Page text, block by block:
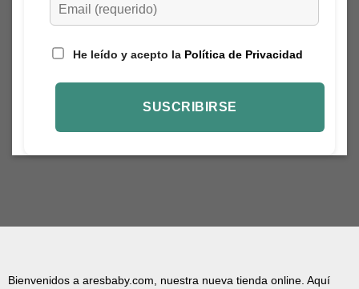
He leído y acepto la Política de Privacidad
Bienvenidos a aresbaby.com, nuestra nueva tienda online. Aquí